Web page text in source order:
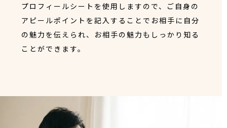
プロフィールシートを使用しますので、ご自身の
アピールポイントを記入することでお相手に自分
の魅力を伝えられ、お相手の魅力もしっかり知る
ことができます。